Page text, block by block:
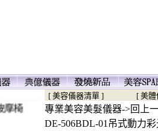
[ 美容儀器清單 ] [ 美
專業美容美髮儀器->回上
DE-506BDL-01吊式動力